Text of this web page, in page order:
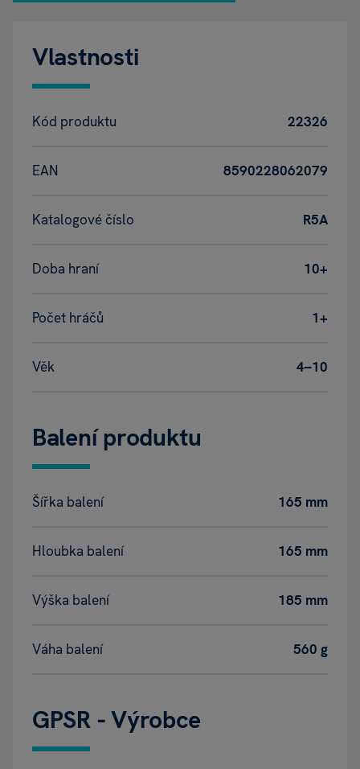
Vlastnosti
Kód produktu 22326
EAN 8590228062079
Katalogové číslo R5A
Doba hraní 10+
Počet hráčů 1+
Věk 4–10
Balení produktu
Šířka balení 165 mm
Hloubka balení 165 mm
Výška balení 185 mm
Váha balení 560 g
GPSR - Výrobce